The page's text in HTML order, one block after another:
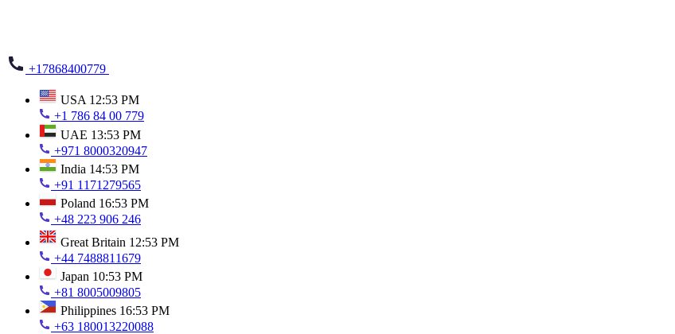
+17868400779
USA 12:53 PM
+1 786 84 00 779
UAE 13:53 PM
+971 8000320947
India 14:53 PM
+91 1171279565
Poland 16:53 PM
+48 223 906 246
Great Britain 12:53 PM
+44 7488811679
Japan 10:53 PM
+81 8005009805
Philippines 16:53 PM
+63 180013220088